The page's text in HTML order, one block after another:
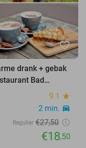
favorite_border
drank + gebak
Bad
9.1 star
2 min. directions_car
Regulier €27,50
€18,50